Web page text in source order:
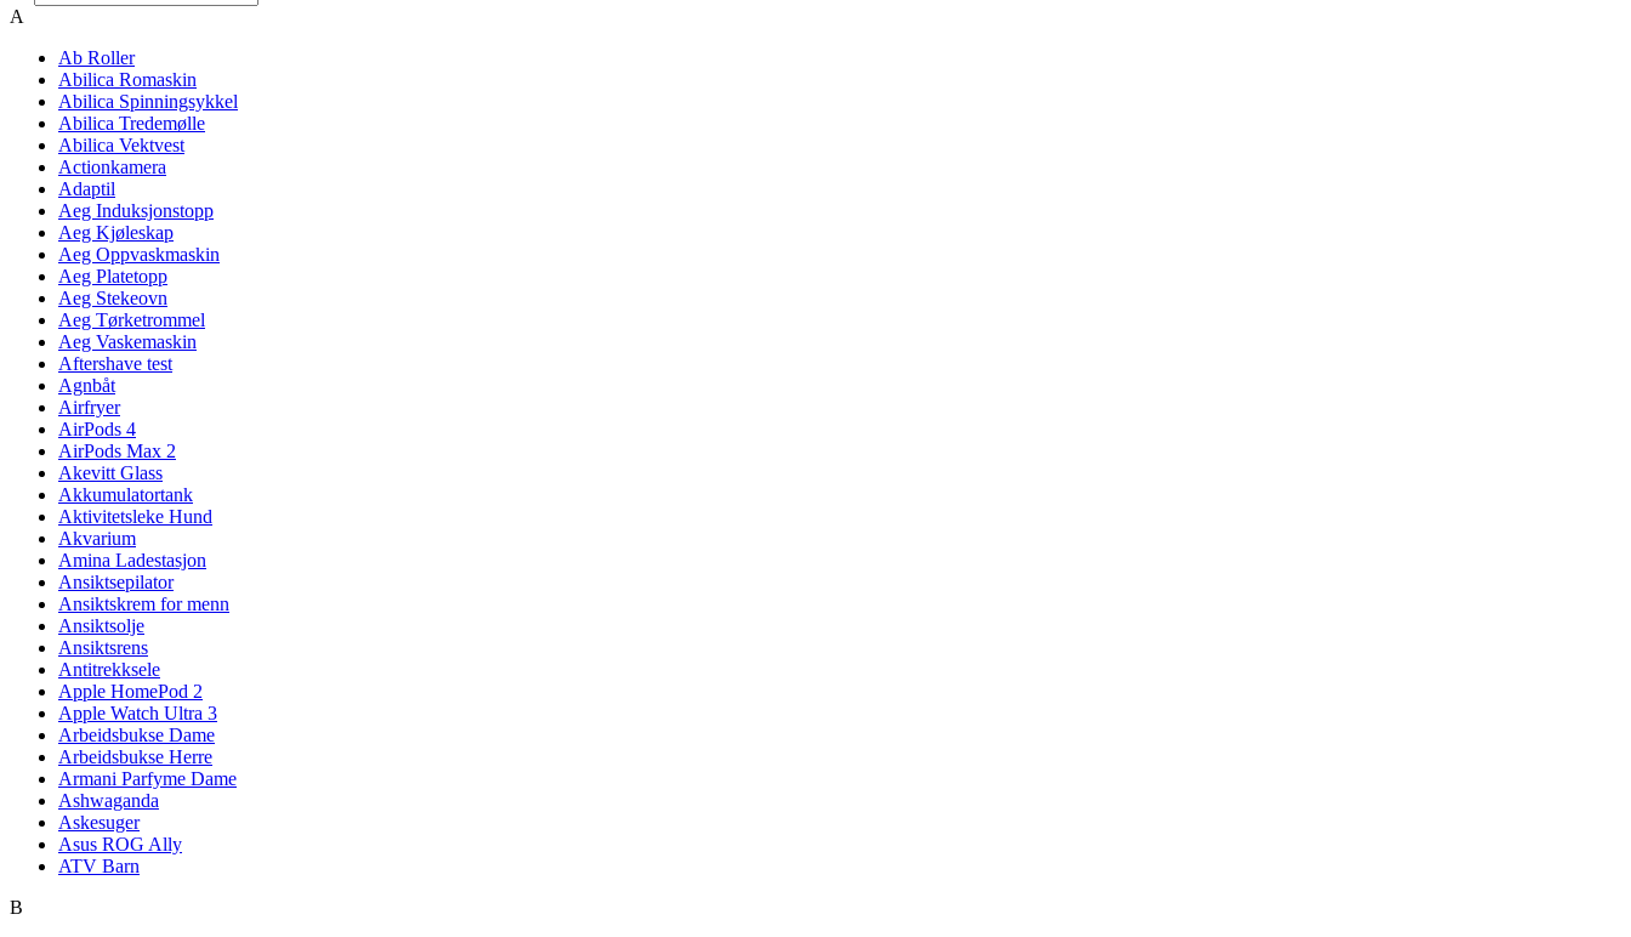
A
Ab Roller
Abilica Romaskin
Abilica Spinningsykkel
Abilica Tredemølle
Abilica Vektvest
Actionkamera
Adaptil
Aeg Induksjonstopp
Aeg Kjøleskap
Aeg Oppvaskmaskin
Aeg Platetopp
Aeg Stekeovn
Aeg Tørketrommel
Aeg Vaskemaskin
Aftershave test
Agnbåt
Airfryer
AirPods 4
AirPods Max 2
Akevitt Glass
Akkumulatortank
Aktivitetsleke Hund
Akvarium
Amina Ladestasjon
Ansiktsepilator
Ansiktskrem for menn
Ansiktsolje
Ansiktsrens
Antitrekksele
Apple HomePod 2
Apple Watch Ultra 3
Arbeidsbukse Dame
Arbeidsbukse Herre
Armani Parfyme Dame
Ashwaganda
Askesuger
Asus ROG Ally
ATV Barn
B